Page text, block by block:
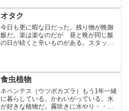
チップ（ベラボン）。花...
オタク
今日も更に暇な日だった。残り物が晩御
飯だ。楽は楽なのだが 昼と晩が同じ飯
の日が続くと辛いものがある。スタッフ
乾いていた。この物干し部...
食虫植物
ネペンテス（ウツボカズラ）もう1年一緒
に暮らしている。かわいがっている。水
が好きな植物だ。霧吹きに水やり・・液